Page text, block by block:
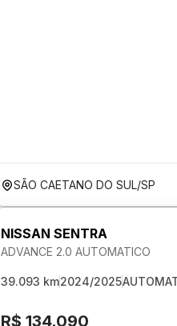
SÃO CAETANO DO SUL/SP
NISSAN SENTRA
ADVANCE 2.0 AUTOMATICO
39.093 km2024/2025
R$ 134.090